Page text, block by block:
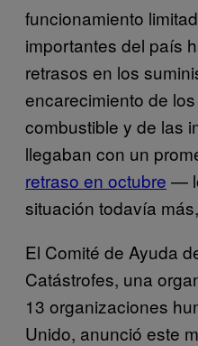
funcionamiento
importantes del país
retrasos en los
encarecimiento de
combustible y de las
llegaban con un
retraso en octubre —
situación todavía
El Comité de Ayuda
Catástrofes, una
13 organizaciones
Unido, anunció este